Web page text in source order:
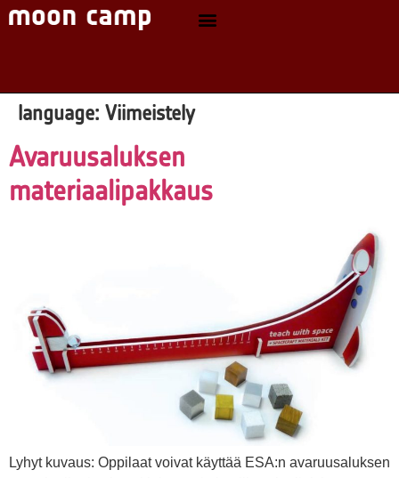
language: Viimeistely
Avaruusaluksen
materiaalipakkaus
Lyhyt kuvaus: Oppilaat voivat käyttää ESA:n avaruusaluksen